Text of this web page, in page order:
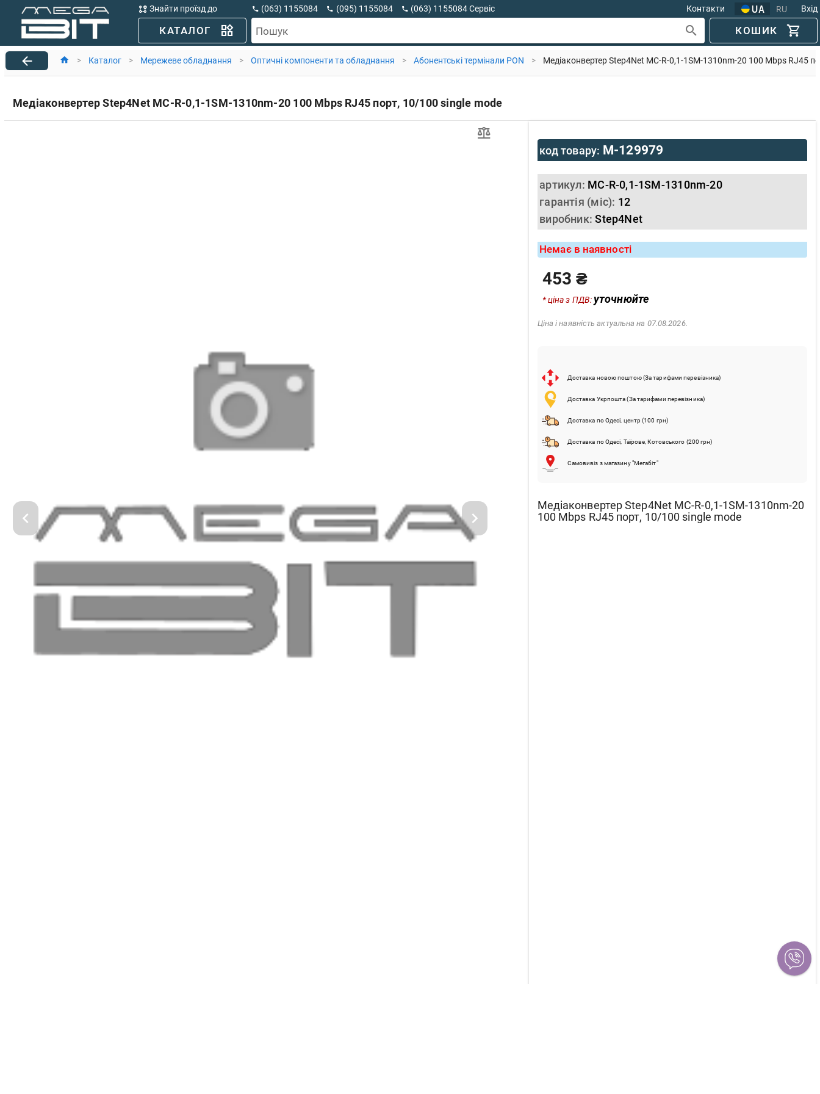
Знайти проїзд до
MegaBit
(063) 1155084 (095) 1155084
(063) 1155084 Сервіс
Вхід
RU
Контакти
КАТАЛОГ Пошук КОШИК
> Каталог > Мережеве обладнання > Оптичні компоненти та обладнання > Абонентські термінали PON > Медіаконвертер Step4Net MC-R-0,1-1SM-1310nm-20 100 Mbps RJ45
Медіаконвертер Step4Net MC-R-0,1-1SM-1310nm-20 100 Mbps RJ45 порт, 10/100 single mode
код товару: M-129979
артикул: MC-R-0,1-1SM-1310nm-20
гарантія (міс): 12
виробник:Step4Net
Немає в наявності
453 ₴
* ціна з ПДВ:уточнюйте
Ціна і наявність актуальна на 07.08.2026.
Доставка новою поштою (За тарифами перевізника)
Доставка Укрпошта (За тарифами перевізника)
Доставка по Одесі, центр (100 грн)
Доставка по Одесі, Таїрове, Котовського (200 грн)
Самовивіз з магазину "Мегабіт"
Медіаконвертер Step4Net MC-R-0,1-1SM-1310nm-20
100 Mbps RJ45 порт, 10/100 single mode